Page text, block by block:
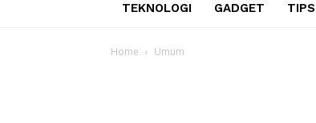
TEKNOLOGI GADGET TIPS
Home Umum